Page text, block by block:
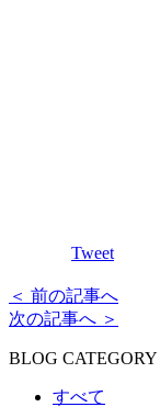
Tweet
＜ 前の記事へ
次の記事へ ＞
BLOG CATEGORY
すべて